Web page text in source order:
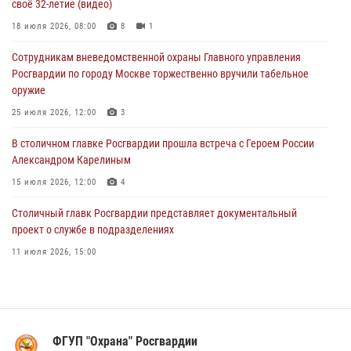
04 августа 2026, 08:00
находящегося в федеральном розыске (видео)
03 августа 2026, 12:00
Московские росгвардейцы пришли на помощь семье, у которой
своё 32-летие (видео)
18 июля 2026, 08:00 8 1
Сотрудникам вневедомственной охраны Главного управления
Росгвардии по городу Москве торжественно вручили табельное
оружие
25 июля 2026, 12:00 3
В столичном главке Росгвардии прошла встреча с Героем России
Александром Карелиным
15 июля 2026, 12:00 4
Столичный главк Росгвардии представляет документальный
проект о службе в подразделениях
11 июля 2026, 15:00
ФГУП "Охрана" Росгвардии